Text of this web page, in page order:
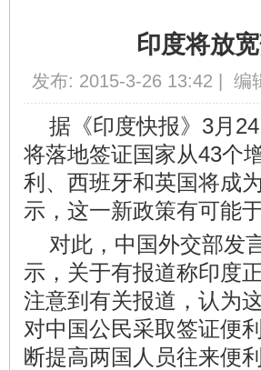
印度将放
发布: 2015-3-26 13:42 | 编
据《印度快报》3月
将落地签证国家从43个
利、西班牙和英国将成
示，这一新政策有可能
对此，中国外交部发
示，关于有报道称印度
注意到有关报道，认为
对中国公民采取签证便
断提高两国人员往来便